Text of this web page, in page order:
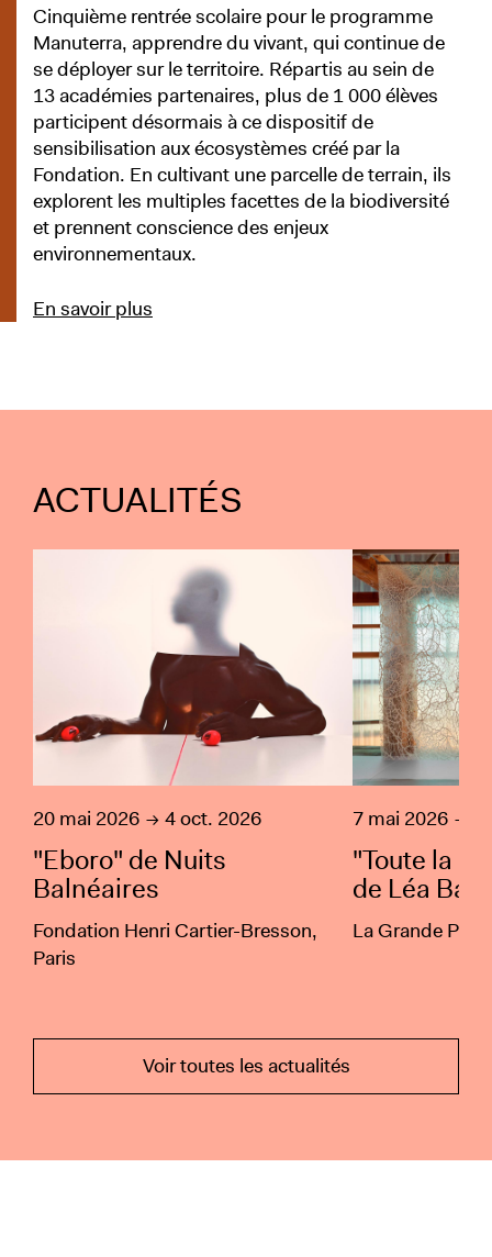
Cinquième rentrée scolaire pour le programme
Manuterra, apprendre du vivant, qui continue de
se déployer sur le territoire. Répartis au sein de
13 académies partenaires, plus de 1 000 élèves
participent désormais à ce dispositif de
sensibilisation aux écosystèmes créé par la
Fondation. En cultivant une parcelle de terrain, ils
explorent les multiples facettes de la biodiversité
et prennent conscience des enjeux
environnementaux.
En savoir plus
ACTUALITÉS
20 mai 2026 4 oct. 2026
"Eboro" de Nuits
Balnéaires
Fondation Henri Cartier-Bresson,
Paris
Aller à l’évènement
7 mai 2026
"Toute la
de Léa
La Grande
Voir toutes les actualités